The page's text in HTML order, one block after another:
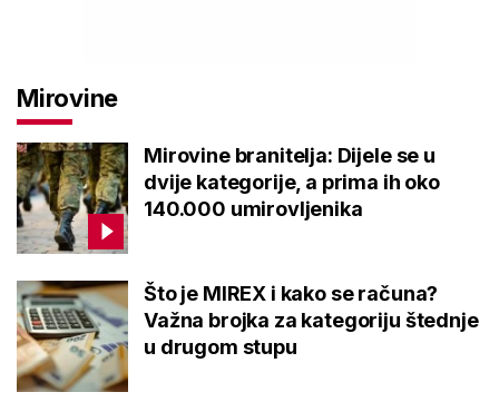
Mirovine
Mirovine branitelja: Dijele se u
dvije kategorije, a prima ih oko
140.000 umirovljenika
Što je MIREX i kako se računa?
Važna brojka za kategoriju štednje
u drugom stupu